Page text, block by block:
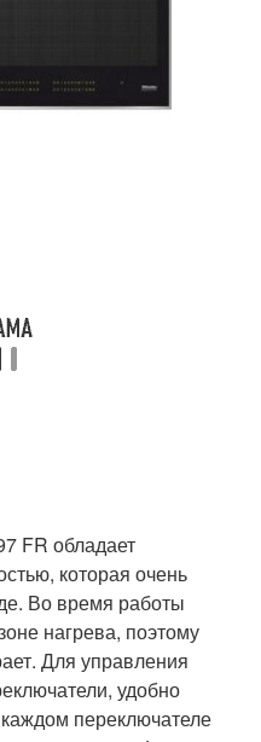
FR обладает
которая очень
Во время работы
нагрева, поэтому
Для управления
удобно
переключателе